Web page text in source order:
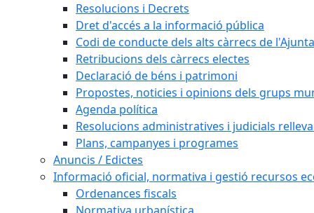
Resolucions i Decrets
Dret d'accés a la informació pública
Codi de conducte dels alts càrrecs de
Retribucions dels càrrecs electes
Declaració de béns i patrimoni
Propostes, noticies i opinions dels grups
Agenda política
Resolucions administratives i judicials
Plans, campanyes i programes
Anuncis / Edictes
Informació oficial, normativa i gestió recursos
Ordenances fiscals